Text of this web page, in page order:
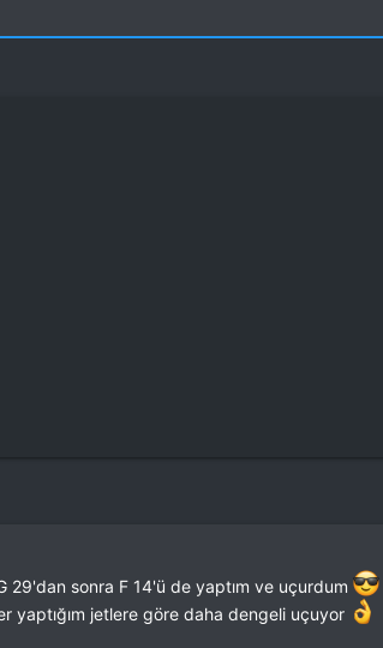
29'dan sonra F 14'ü de yaptım ve uçurdum
yaptığım jetlere göre daha dengeli uçuyor